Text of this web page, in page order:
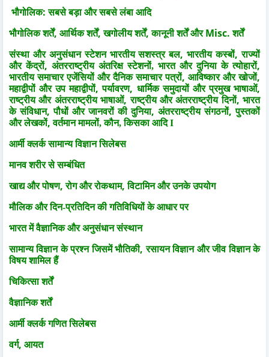
भौगोलिक:सबसे बड़ा और सबसे लंबा आदि
भौगोलिक शर्तें, आर्थिक शर्तें,खगोलीय शर्तें,कानूनी शर्तें और Misc.शर्तें
संस्था और अनुसंधान स्टेशन भारतीय सशस्त्र बल,भारतीय कस्बों,राज्यों
और केंद्रों, अंतरराष्ट्रीय अंतरिक्ष स्टेशनों, भारत और दुनिया के त्योहारों,
भारतीय समाचार एजेंसियों और दैनिक समाचार पत्रों, आविष्कार और खोजों,
महाद्वीपों और उप महाद्वीपों,पर्यावरण, धार्मिक समुदायों और प्रमुख भाषाओं,
राष्ट्रीय और अंतरराष्ट्रीय भाषाओं,राष्ट्रीय और अंतरराष्ट्रीय दिनों, भारत
के संविधान,पौधों और जानवरों की दुनिया, अंतरराष्ट्रीय संगठनों,पुस्तकों
और लेखकों,वर्तमान मामलों, कौन, किसका आदि I
आर्मी क्लर्क सामान्य विज्ञान सिलेबस
मानव शरीर से सम्बंधित
खाद्य और पोषण,रोग और रोकथाम,विटामिन और उनके उपयोग
मौलिक और दिन-प्रतिदिन की गतिविधियों के आधार पर
भारत में वैज्ञानिक और अनुसंधान संस्थान
सामान्य विज्ञान के प्रश्न जिसमें भौतिकी,रसायन विज्ञान और जीव विज्ञान के
विषय शामिल हैं
चिकित्सा शर्तें
वैज्ञानिक शर्तें
आर्मी क्लर्क गणित सिलेबस
वर्ग, आयत